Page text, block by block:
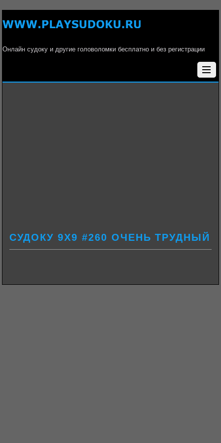
Онлайн судоку и другие головоломки бесплатно и без регистрации
СУДОКУ 9Х9 #260 ОЧЕНЬ ТРУДНЫЙ